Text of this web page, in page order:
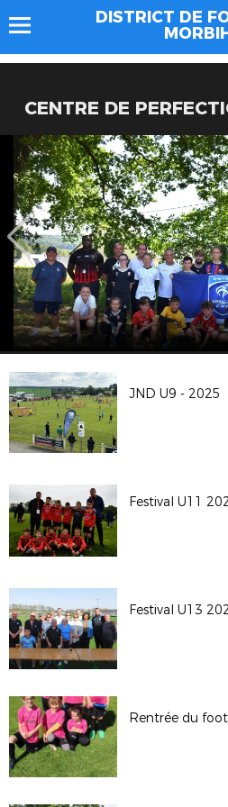
DISTRICT DE
CENTRE DE
JND U9 - 2025
Festival U13